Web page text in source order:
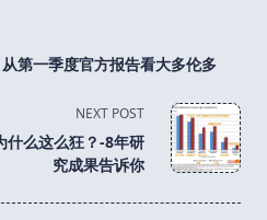
第一季度官方报告看大多伦多
NEXT POST
什么这么狂？-8年研
究成果告诉你